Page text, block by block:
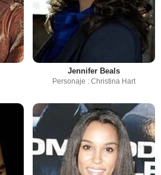
Jennifer Beals
Personaje : Christina Hart